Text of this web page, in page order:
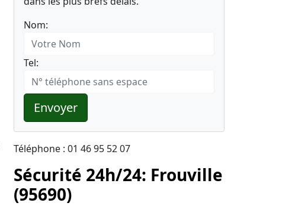
Nom:
Tel:
Envoyer
Téléphone : 01 46 95 52 07
Sécurité 24h/24: Frouville
(95690)